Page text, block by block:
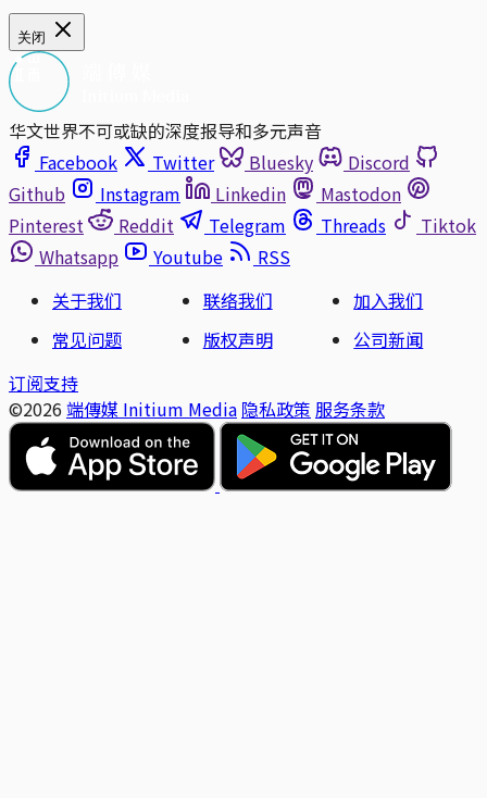
关闭
华文世界不可或缺的深度报导和多元声音
Facebook
Twitter Bluesky
Discord
Github
Instagram Linkedin
Mastodon
Pinterest
Reddit Telegram Threads
Tiktok
Whatsapp
Youtube
RSS
关于我们
联络我们
加入我们
常见问题
版权声明
公司新闻
订阅支持
©2026 端傳媒 Initium Media 隐私政策 服务条款